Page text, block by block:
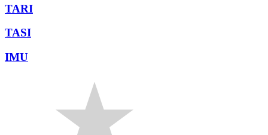
TARI
TASI
IMU